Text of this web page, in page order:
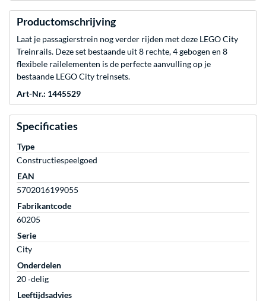
Productomschrijving
Laat je passagierstrein nog verder rijden met deze LEGO City
Treinrails. Deze set bestaande uit 8 rechte, 4 gebogen en 8
flexibele railelementen is de perfecte aanvulling op je
bestaande LEGO City treinsets.
Art-Nr.: 1445529
Specificaties
Type
Constructiespeelgoed
EAN
5702016199055
Fabrikantcode
60205
Serie
City
Onderdelen
20 ‐delig
Leeftijdsadvies